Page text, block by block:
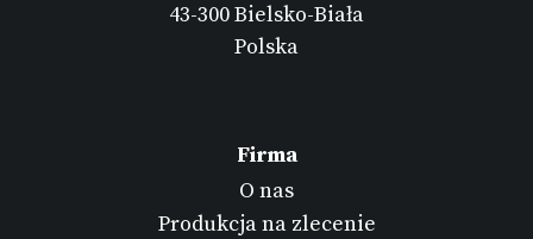
43-300 Bielsko-Biała
Polska
Firma
O nas
Produkcja na zlecenie